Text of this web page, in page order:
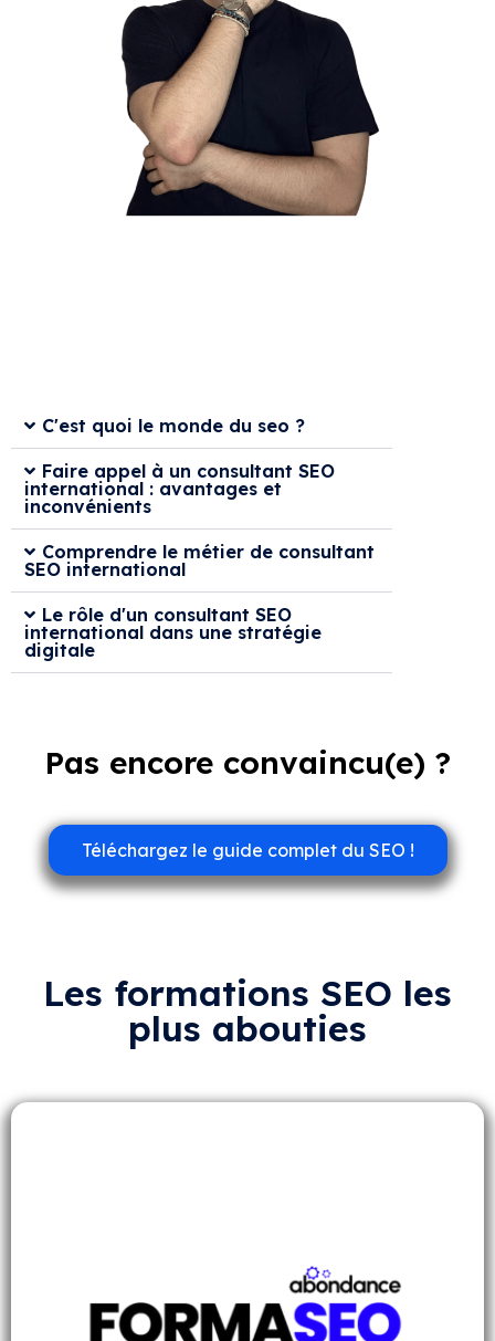
C'est quoi le monde du seo ?
Faire appel à un consultant SEO
international : avantages et
inconvénients
Comprendre le métier de consultant
SEO international
Le rôle d'un consultant SEO
international dans une stratégie
digitale
Pas encore convaincu(e) ?
Téléchargez le guide complet du SEO !
Les formations SEO les
plus abouties